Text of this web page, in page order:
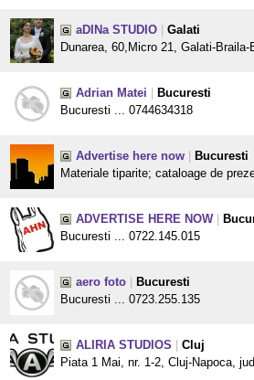
aDINa STUDIO
Galati
Dunarea, 60,Micro 21, Galati-
Adrian Matei
Bucuresti
Bucuresti ... 0744634318
Advertise here now
Bucuresti
Materiale tiparite; cataloage de
ADVERTISE HERE NOW
Bucuresti ... 0722.145.015
aero foto
Bucuresti
Bucuresti ... 0723.255.135
ALIRIA STUDIOS
Cluj
Piata 1 Mai, nr. 1-2, Cluj-Napoca,